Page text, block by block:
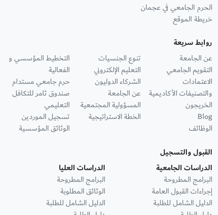
الحرم الجامعي في عجمان
خريطة الموقع
روابط سريعة
عن الجامعة
التقويم الجامعي
الاعتمادات
والتصنيفات الأكاديمية
الخريجون
Blog
الوظائف
تنوع الجنسيات
التعليم الإلكتروني
الشركاء الدوليون
عن الجامعة
المسؤولية المجتمعية
الخطة الاستراتيجية
التخطيط المؤسسي و
الفعالية
حرم جامعي مستدام
صندوق ثامر للتكافل
التعليمي
تسجيل الموردين
الوثائق المؤسسية
القبول والتسجيل
الدراسات الجامعية
البرامج المطروحة
إجراءات القبول العامة
الدليل الشامل للطلبة
الدراسات العليا
البرامج المطروحة
الوثائق المطلوبة
الدليل الشامل للطلبة